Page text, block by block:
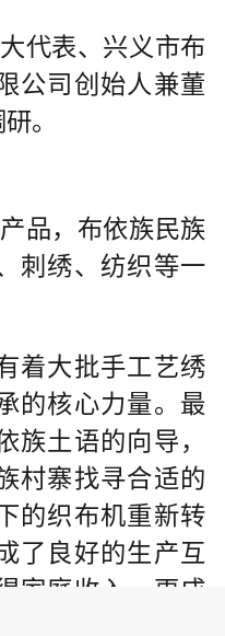
代表、兴义市布
公司创始人兼董
。
品，布依族民族
刺绣、纺织等一
着大批手工艺绣
的核心力量。最
族土语的向导，
村寨找寻合适的
的织布机重新转
了良好的生产互
家庭收入，更成